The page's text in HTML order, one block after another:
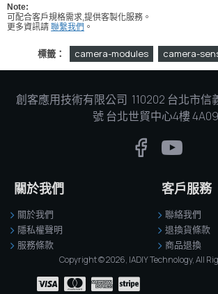
Note:
可配合客戶規格需求,提供客製化服務。
更多資訊請 聯繫我們 。
標籤： camera-modules camera-
創客應用技術有限公司 110202 台北市信
號 台北世貿中心4樓 4A09
關於我們
關於我們
隱私權聲明
服務條款
客戶服務
聯絡我們
退換貨條款
商品退換
Copyright © 2026, IADIY Technology, All